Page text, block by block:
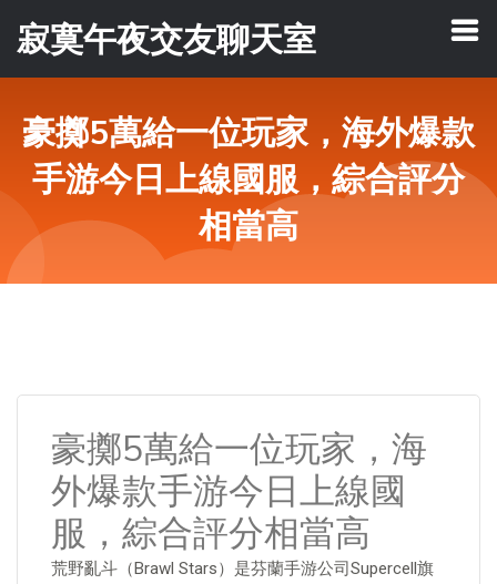
寂寞午夜交友聊天室
豪擲5萬給一位玩家，海外爆款
手游今日上線國服，綜合評分
相當高
豪擲5萬給一位玩家，海
外爆款手游今日上線國
服，綜合評分相當高
荒野亂斗（Brawl Stars）是芬蘭手游公司Supercell旗